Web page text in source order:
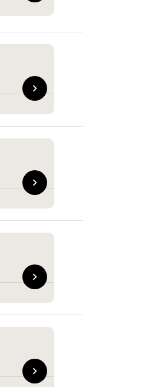
chevron_right
chevron_right
chevron_right
chevron_right